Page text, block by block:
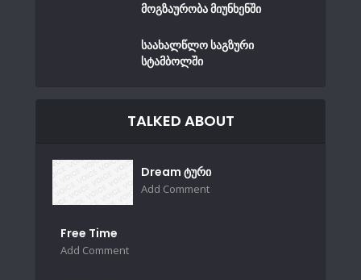
მოგზაურობა მიუნხენში
საახალწლო საგზური
სტამბოლში
TALKED ABOUT
Dream ტური
Add Comment
Free Time
Add Comment